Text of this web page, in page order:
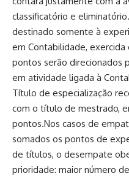
classificatório e
destinado somente à
em Contabilidade,
pontos serão direcionados
em atividade ligada à
Título de especialização
com o título de mestrado,
pontos.Nos casos de
somados os pontos de
de títulos, o desempate
prioridade: maior número